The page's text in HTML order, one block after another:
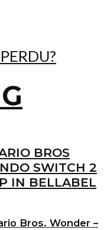
Bros. Wonder –